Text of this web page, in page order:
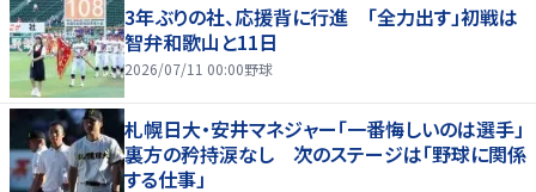
3年ぶりの社、応援背に行進 「全力出す」初戦は
智弁和歌山と11日
2026/07/11 00:00野球
札幌日大・安井マネジャー「一番悔しいのは選手」
裏方の矜持涙なし 次のステージは「野球に関係
する仕事」